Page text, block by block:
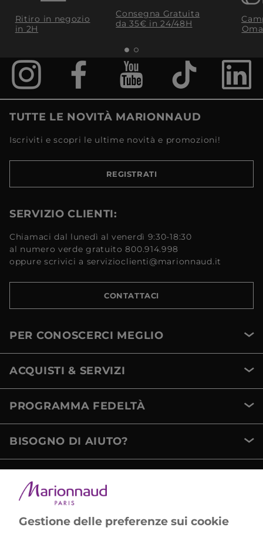
Ritiro in negozio
in 2H
Consegna Gratuita
da 35€​ in 24/48H
TUTTE LE NOVITÀ MARIONNAUD
Iscriviti e scopri le ultime novità e promozioni!
REGISTRATI
SERVIZIO CLIENTI:
Chiamaci dal lunedì al venerdì 9:30-18:30
al numero verde gratuito 800.914.998
oppure scrivici a servizioclienti@marionnaud.it
CONTATTACI
PER CONOSCERCI MEGLIO
ACQUISTI & SERVIZI
PROGRAMMA FEDELTÀ
BISOGNO DI AIUTO?
Gestione delle preferenze sui cookie